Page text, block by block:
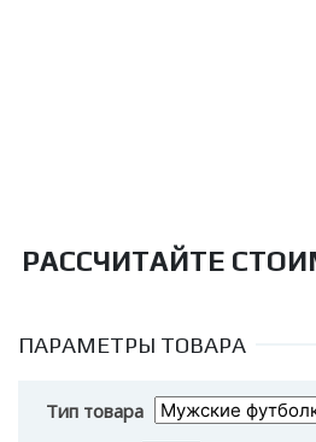
РАССЧИТАЙТЕ
ПАРАМЕТРЫ ТОВАРА
Тип товара